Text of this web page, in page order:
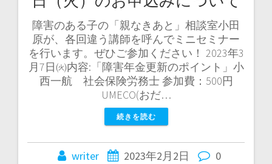
障害のある子の「親なきあと」相談室小田
原が、各回違う講師を呼んでミニセミナー
を行います。ぜひご参加ください！ 2023年3
月7日㈫内容:「障害年金更新のポイント」小
西一航 社会保険労務士 参加費：500円
UMECO(おだ…
続きを読む
writer 2023年2月2日 0